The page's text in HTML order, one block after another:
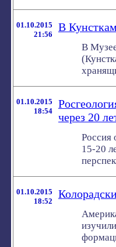
01.10.2015
21:56
В
В
01.10.2015
18:54
через 20
Россия
15-20
01.10.2015
18:52